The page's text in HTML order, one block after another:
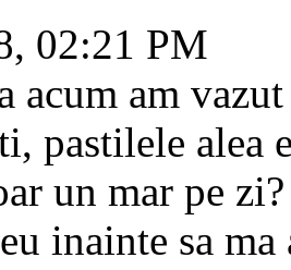
02:21 PM
acum am
pastilele alea
un mar pe zi?
inainte sa